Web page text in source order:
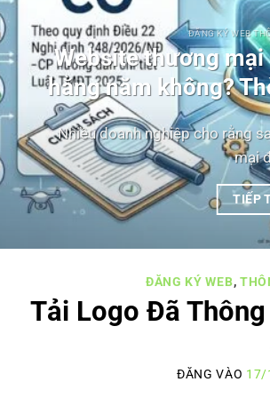
ĐĂNG KÝ WEB
Website thương
hằng năm không?
Nhiều doanh nghiệp cho rằng
mại
TIẾP
ĐĂNG KÝ WEB,
Tải Logo Đã
ĐĂNG VÀO 17/